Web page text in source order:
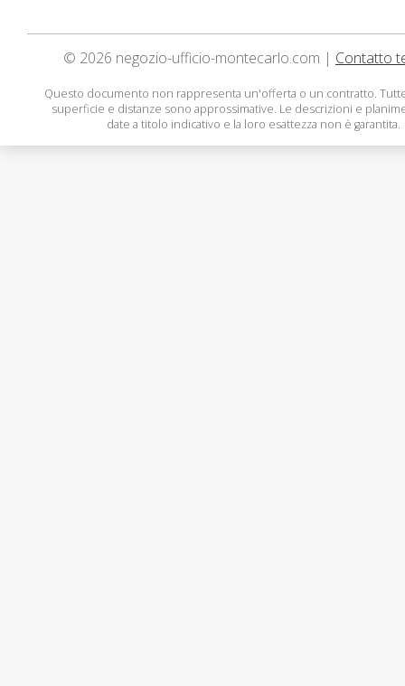
© 2026 negozio-ufficio-montecarlo.com | Contatto
Questo documento non rappresenta un'offerta o un contratto.
superficie e distanze sono approssimative. Le descrizioni e
date a titolo indicativo e la loro esattezza non è garantita.